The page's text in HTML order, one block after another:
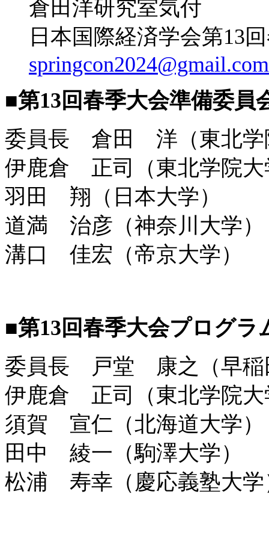
倉田洋研究室気付
日本国際経済学会第13
springcon2024@gmail.com
■第13回春季大会準備委員
委員長 倉田 洋（東北学
伊鹿倉 正司（東北学院大
羽田 翔（日本大学）
道満 治彦（神奈川大学）
溝口 佳宏（帝京大学）
■第13回春季大会プログラ
委員長 戸堂 康之（早稲
伊鹿倉 正司（東北学院大
須賀 宣仁（北海道大学）
田中 綾一（駒澤大学）
松浦 寿幸（慶応義塾大学